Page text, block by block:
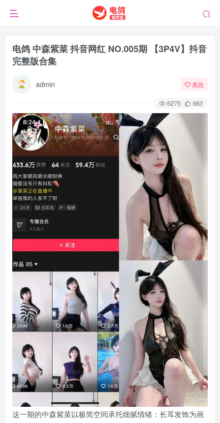
电鸽 中森紫菜 抖音网红 NO.005期 【3P4V】抖音
完整版合集
admin 关注
6275 983
这一期的中森紫菜以极简空间承托细腻情绪：长耳发饰为画